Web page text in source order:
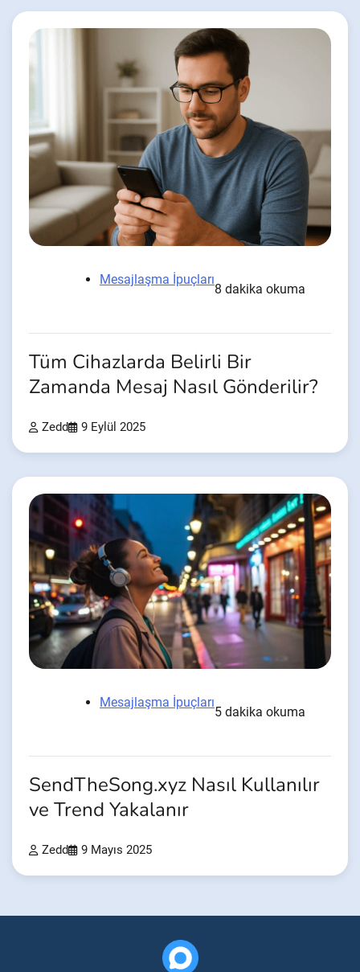
Mesajlaşma İpuçları
8 dakika okuma
Tüm Cihazlarda Belirli Bir
Zamanda Mesaj Nasıl Gönderilir?
Zedd 9 Eylül 2025
Mesajlaşma İpuçları
5 dakika okuma
SendTheSong.xyz Nasıl Kullanılır
ve Trend Yakalanır
Zedd 9 Mayıs 2025